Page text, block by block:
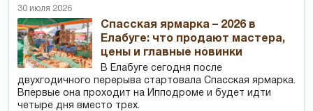
30 июля 2026
Спасская ярмарка – 2026 в
Елабуге: что продают мастера,
цены и главные новинки
В Елабуге сегодня после
двухгодичного перерыва стартовала Спасская ярмарка.
Впервые она проходит на Ипподроме и будет идти
четыре дня вместо трех.